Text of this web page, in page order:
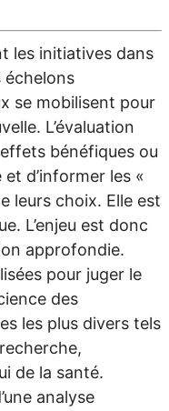
les initiatives dans
échelons
se mobilisent pour
L’évaluation
bénéfiques ou
d’informer les «
leurs choix. Elle est
L’enjeu est donc
approfondie.
pour juger le
des
les plus divers tels
de la santé.
analyse